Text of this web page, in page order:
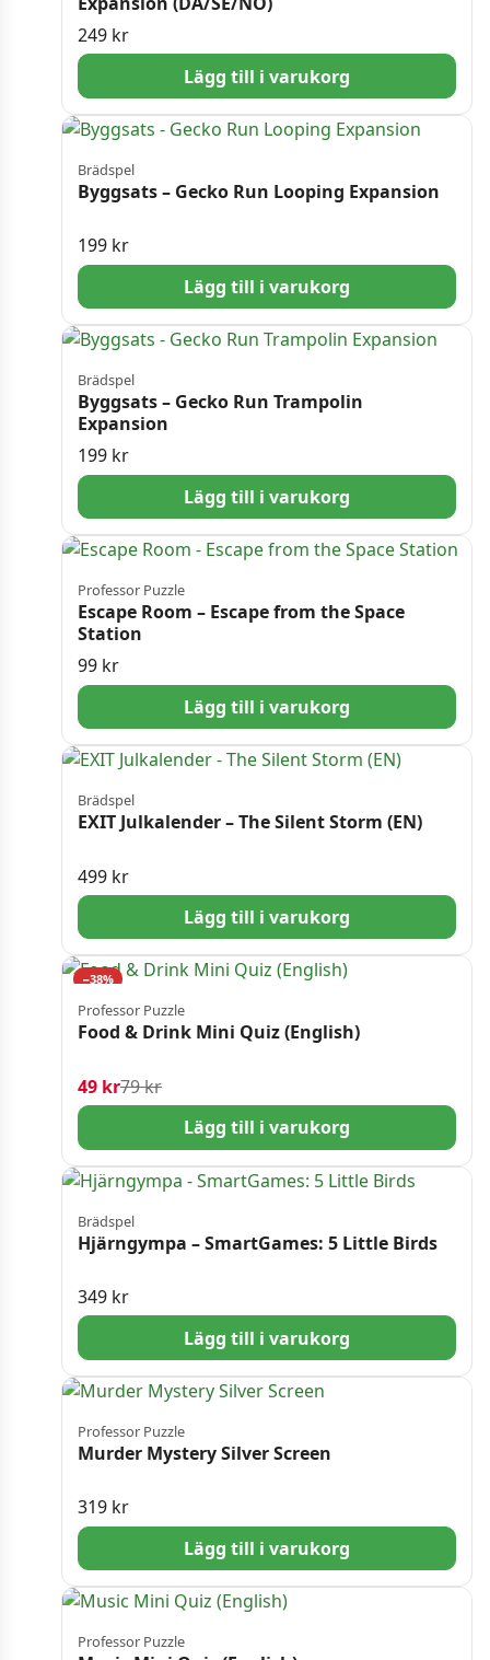
249 kr
Lägg till i varukorg
Brädspel
Byggsats – Gecko Run Looping Expansion
199 kr
Lägg till i varukorg
Brädspel
Byggsats – Gecko Run Trampolin
Expansion
199 kr
Lägg till i varukorg
Professor Puzzle
Escape Room – Escape from the Space
Station
99 kr
Lägg till i varukorg
Brädspel
EXIT Julkalender – The Silent Storm (EN)
499 kr
Lägg till i varukorg
−38%
Professor Puzzle
Food & Drink Mini Quiz (English)
79krDet ursprungliga priset var: 79 kr.
49 kr
Det nuvarande priset är: 49 kr.
Lägg till i varukorg
Brädspel
Hjärngympa – SmartGames: 5 Little Birds
349 kr
Lägg till i varukorg
Professor Puzzle
Murder Mystery Silver Screen
319 kr
Lägg till i varukorg
Professor Puzzle